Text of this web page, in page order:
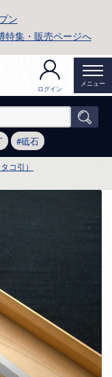
ン
特集・販売ページへ
ログイン
メニュー
砥石
コ引）